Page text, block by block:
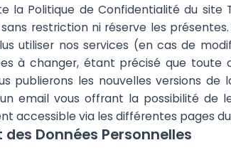
la Politique de Confidentialité du site
restriction ni réserve les
utiliser nos services (en cas de
à changer, étant précisé que toute
publierons les nouvelles versions
email vous offrant la possibilité de
accessible via les différentes pages
Données Personnelles